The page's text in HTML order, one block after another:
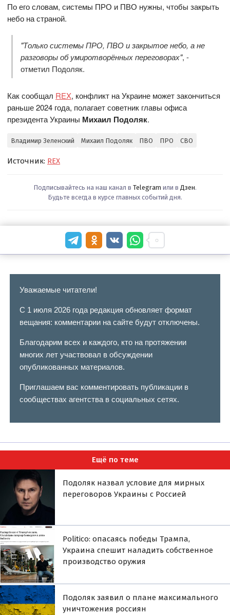
По его словам, системы ПРО и ПВО нужны, чтобы закрыть
небо на страной.
"Только системы ПРО, ПВО и закрытое небо, а не
разговоры об умиротворённых переговорах", -
отметил Подоляк.
Как сообщал REX, конфликт на Украине может закончиться
раньше 2024 года, полагает советник главы офиса
президента Украины Михаил Подоляк.
Владимир Зеленский Михаил Подоляк ПВО ПРО СВО
Источник: REX
Подписывайтесь на наш канал в Telegram или в Дзен.
Будьте всегда в курсе главных событий дня.
Уважаемые читатели!
С 1 июля 2026 года редакция обновляет формат
вещания: комментарии на сайте будут отключены.
Благодарим всех и каждого, кто на протяжении
многих лет участвовал в обсуждении
опубликованных материалов.
Приглашаем вас комментировать публикации в
сообществах агентства в социальных сетях.
Ещё по теме
Подоляк назвал условие для мирных
переговоров Украины с Россией
Politico: опасаясь победы Трампа,
Украина спешит наладить собственное
производство оружия
Подоляк заявил о плане максимального
уничтожения россиян